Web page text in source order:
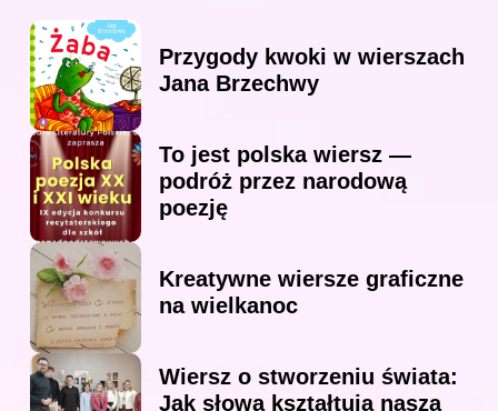
Przygody kwoki w wierszach
Jana Brzechwy
To jest polska wiersz —
podróż przez narodową
poezję
Kreatywne wiersze graficzne
na wielkanoc
Wiersz o stworzeniu świata:
Jak słowa kształtują naszą